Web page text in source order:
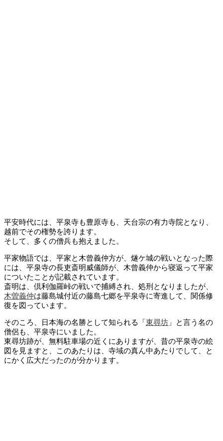
平安時代には、平泉寺も豊原寺も、天台宗の有力寺院となり、
越前でその権勢を誇ります。
そして、多くの僧兵も抱えました。
平家物語では、平家と木曾義仲方が、燧ケ城の戦いとなった際
には、平泉寺の長吏斎明威儀師が、木曾義仲から寝返って平家
についたことが記載されています。
斎明は、倶利伽羅峠の戦いで捕縛され、処刑となりましたが、
木曽義仲は藤島城付近の藤島七郷を平泉寺に寄進して、関係修
復を図っています。
そのころ、日本海の名勝として知られる「 東尋坊 」と言う名の
僧侶も、平泉寺にいました。
東尋坊跡が、無料駐車場の近くにありますが、昔の平泉寺の絵
図を見ますと、このあたりは、寺域の真ん中あたりでして、と
にかく広大だったのが分かります。